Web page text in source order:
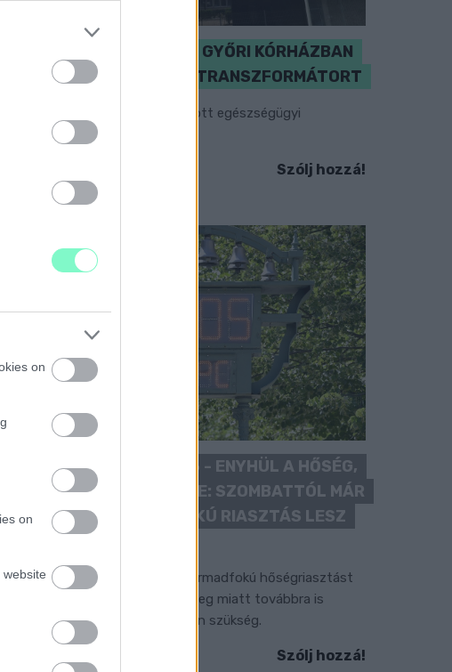
on
on
KICSERÉLTÉK A GYŐRI KÓRHÁZBAN
MEGHIBÁSODOTT TRANSZFORMÁTORT
Megkezdték az elhalasztott egészségügyi
ellátásokat.
Szólj hozzá!
KÁNIKULA 2026 - ENYHÜL A HŐSÉG,
DE MÉG NINCS VÉGE: SZOMBATTÓL MÁR
“CSAK” MÁSODFOKÚ RIASZTÁS LESZ
A július vége óta tartó harmadfokú hőségriasztást
mérséklik, de a tartós meleg miatt továbbra is
fokozott óvatosságra van szükség.
Szólj hozzá!